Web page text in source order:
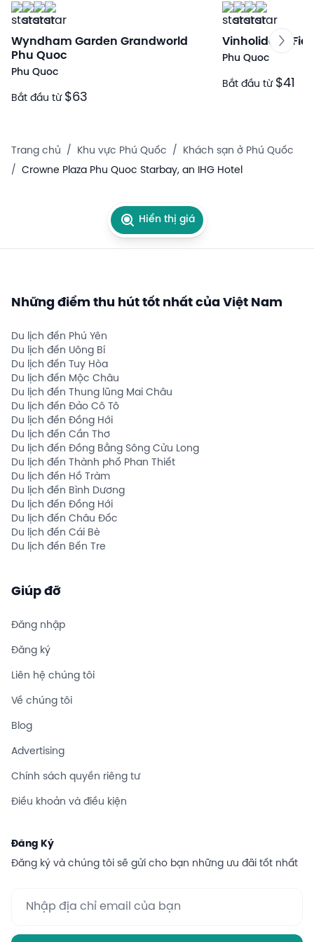
Wyndham Garden Grandworld
Phu Quoc
Phu Quoc
Bắt đầu từ $63
Vinholidays
Phu Quoc
Bắt đầu từ $41
Trang chủ / Khu vực Phú Quốc /
Khách sạn ở Phú Quốc
/
Crowne Plaza Phu Quoc Starbay, an IHG Hotel
Hiển thị giá
Những điểm thu hút tốt nhất của Việt Nam
Du lịch đến Phú Yên
Du lịch đến Uông Bí
Du lịch đến Tuy Hòa
Du lịch đến Mộc Châu
Du lịch đến Thung lũng Mai Châu
Du lịch đến Đảo Cô Tô
Du lịch đến Đồng Hới
Du lịch đến Cần Thơ
Du lịch đến Đồng Bằng Sông Cửu Long
Du lịch đến Thành phố Phan Thiết
Du lịch đến Hồ Tràm
Du lịch đến Bình Dương
Du lịch đến Đồng Hới
Du lịch đến Châu Đốc
Du lịch đến Cái Bè
Du lịch đến Bến Tre
Giúp đỡ
Đăng nhập
Đăng ký
Liên hệ chúng tôi
Về chúng tôi
Blog
Advertising
Chính sách quyền riêng tư
Điều khoản và điều kiện
Đăng Ký
Đăng ký và chúng tôi sẽ gửi cho bạn những ưu đãi tốt nhất